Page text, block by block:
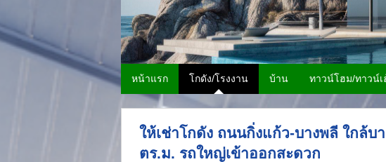
หน้าแรก โกดัง/โรงงาน บ้าน ทาวน์โฮม/ทาวน์เ
ให้เช่าโกดัง ถนนกิ่งแก้ว-บางพลี ใกล้บ
ตร.ม. รถใหญ่เข้าออกสะดวก